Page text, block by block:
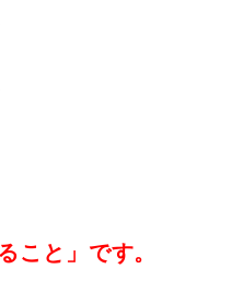
こと」です。